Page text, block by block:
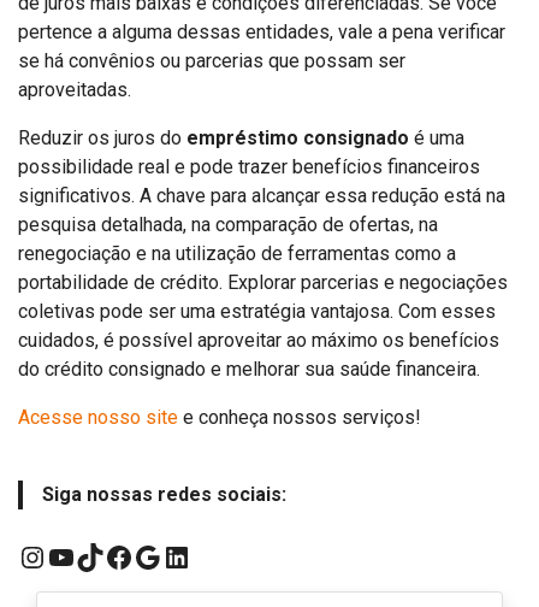
pertence a alguma dessas entidades, vale a pena verificar
se há convênios ou parcerias que possam ser
aproveitadas.
Reduzir os juros do empréstimo consignado é uma
possibilidade real e pode trazer benefícios financeiros
significativos. A chave para alcançar essa redução está na
pesquisa detalhada, na comparação de ofertas, na
renegociação e na utilização de ferramentas como a
portabilidade de crédito. Explorar parcerias e negociações
coletivas pode ser uma estratégia vantajosa. Com esses
cuidados, é possível aproveitar ao máximo os benefícios
do crédito consignado e melhorar sua saúde financeira.
Acesse nosso site e conheça nossos serviços!
Siga nossas redes sociais:
Instagram
YouTube
TikTok
Facebook
Google
LinkedIn